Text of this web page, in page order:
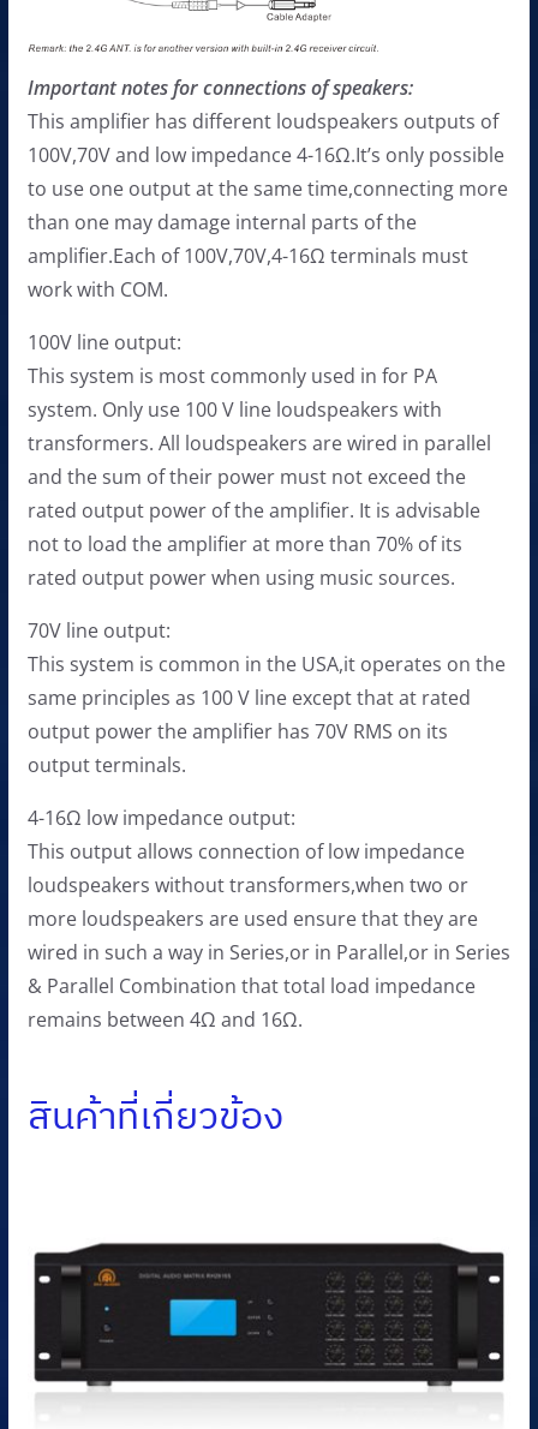
Important notes for connections of speakers:
This amplifier has different loudspeakers outputs of
100V,70V and low impedance 4-16Ω.It’s only possible
to use one output at the same time,connecting more
than one may damage internal parts of the
amplifier.Each of 100V,70V,4-16Ω terminals must
work with COM.
100V line output:
This system is most commonly used in for PA
system. Only use 100 V line loudspeakers with
transformers. All loudspeakers are wired in parallel
and the sum of their power must not exceed the
rated output power of the amplifier. It is advisable
not to load the amplifier at more than 70% of its
rated output power when using music sources.
70V line output:
This system is common in the USA,it operates on the
same principles as 100 V line except that at rated
output power the amplifier has 70V RMS on its
output terminals.
4-16Ω low impedance output:
This output allows connection of low impedance
loudspeakers without transformers,when two or
more loudspeakers are used ensure that they are
wired in such a way in Series,or in Parallel,or in Series
& Parallel Combination that total load impedance
remains between 4Ω and 16Ω.
สินค้าที่เกี่ยวข้อง